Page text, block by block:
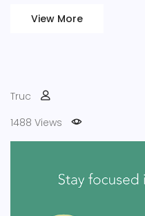
View More
Truc
1488 Views